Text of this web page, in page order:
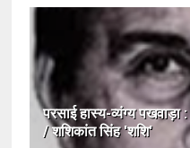
परसाई हास्य-व्यंग्य
/ शशिकांत सिंह 'शशि'